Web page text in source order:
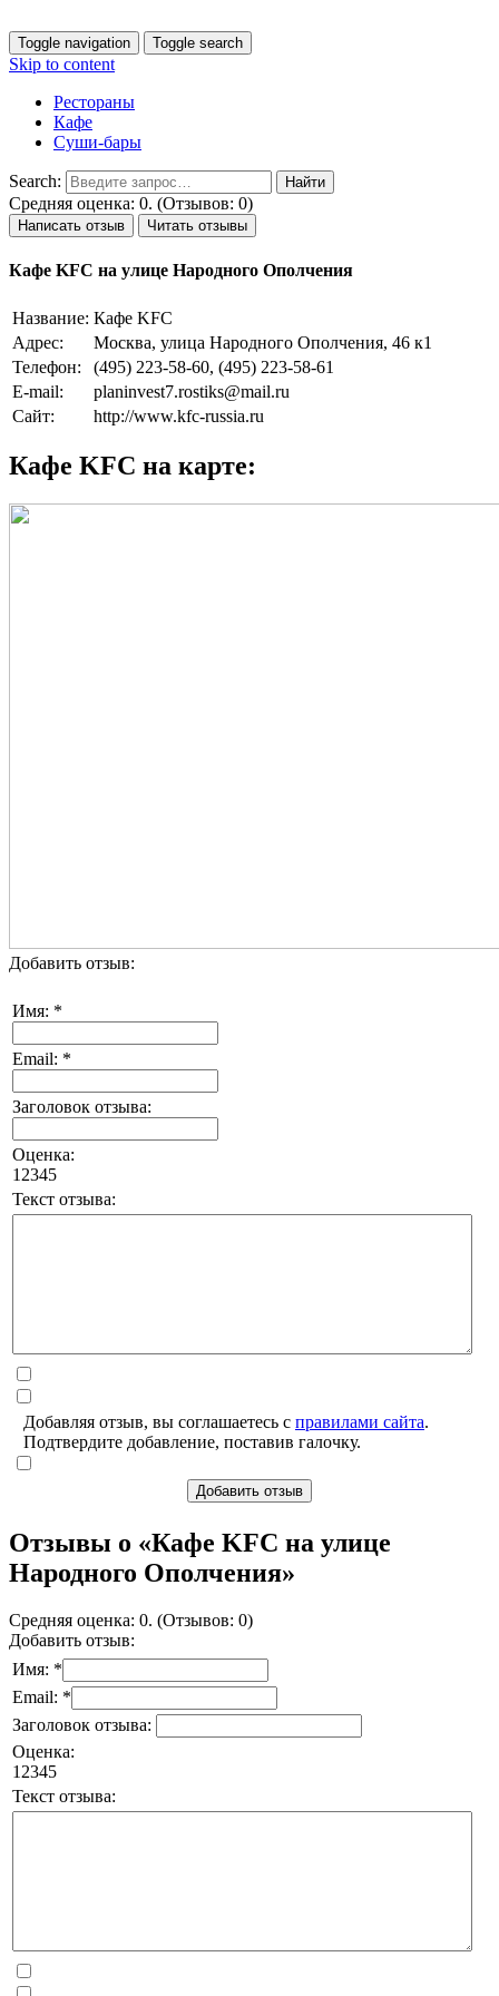
Toggle navigation Toggle search
Skip to content
Рестораны
Кафе
Суши-бары
Search:
Средняя оценка: 0. (Отзывов: 0)
Написать отзыв Читать отзывы
Кафе KFC на улице Народного Ополчения
Название: Кафе KFC
Адрес:
Москва, улица Народного Ополчения, 46 к1
Телефон:
(495) 223-58-60, (495) 223-58-61
E-mail:
planinvest7.rostiks@mail.ru
Сайт:
http://www.kfc-russia.ru
Кафе KFC на карте:
Добавить отзыв:
Имя: *
Email: *
Заголовок отзыва:
Оценка:
1 2345
Текст отзыва:
Добавляя отзыв, вы соглашаетесь с правилами сайта.
Подтвердите добавление, поставив галочку.
Добавить отзыв
Отзывы о «Кафе KFC на улице
Народного Ополчения»
Средняя оценка: 0. (Отзывов: 0)
Добавить отзыв:
Имя: *
Email: *
Заголовок отзыва:
Оценка:
1 2345
Текст отзыва: